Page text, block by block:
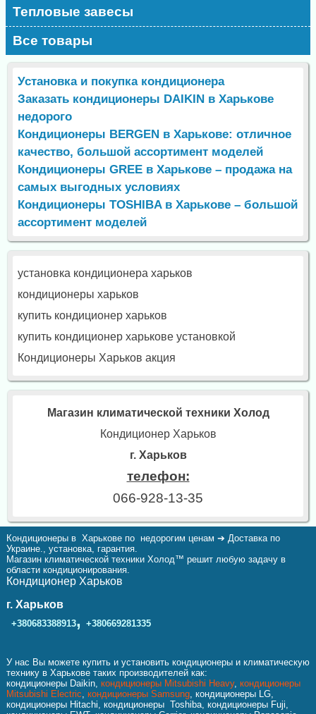
Тепловые завесы
Все товары
Установка и покупка кондиционера
Заказать кондиционеры DAIKIN в Харькове
недорого
Кондиционеры BERGEN в Харькове: отличное
качество, большой ассортимент моделей
Кондиционеры GREE в Харькове – продажа на
самых выгодных условиях
Кондиционеры TOSHIBA в Харькове – большой
ассортимент моделей
установка кондиционера харьков
кондиционеры харьков
купить кондиционер харьков
купить кондиционер харькове установкой
Кондиционеры Харьков акция
Магазин климатической техники Холод
Кондиционер Харьков
г. Харьков
телефон:
066-928-13-35
Кондиционеры в Харькове по недорогим ценам ➔ Доставка по
Украине., установка, гарантия.
Магазин климатической техники Холод™ решит любую задачу в
области кондиционирования.
Кондиционер Харьков
г. Харьков
+380683388913, +380669281335
У нас Вы можете купить и установить кондиционеры и климатическую
технику в Харькове таких производителей как:
кондиционеры Daikin, кондиционеры Mitsubishi Heavy, кондиционеры
Mitsubishi Electric, кондиционеры Samsung, кондиционеры LG,
кондиционеры Hitachi, кондиционеры Toshiba, кондиционеры Fuji,